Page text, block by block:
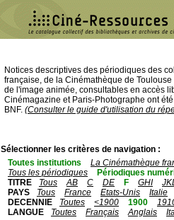
Notices descriptives des périodiques des
française, de la Cinémathèque de
de l'image animée, consultables en accès
Cinémagazine et Paris-Photographe ont
BNF. (Consulter le guide d'utilisation du
Sélectionner les critères de navigation :
Toutes institutions
La Cinémathèque
Tous les périodiques
Périodiques
TITRE
Tous AB C DE F GHI
PAYS
Tous France Etats-Unis Italie
DECENNIE
Toutes <1900 1900
LANGUE
Toutes Français Anglais